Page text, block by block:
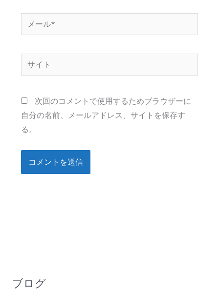
ー
イ
次回のコメントで使用するためブラウザーに
自分の名前、メールアドレス、サイトを保存す
る。
ブログ